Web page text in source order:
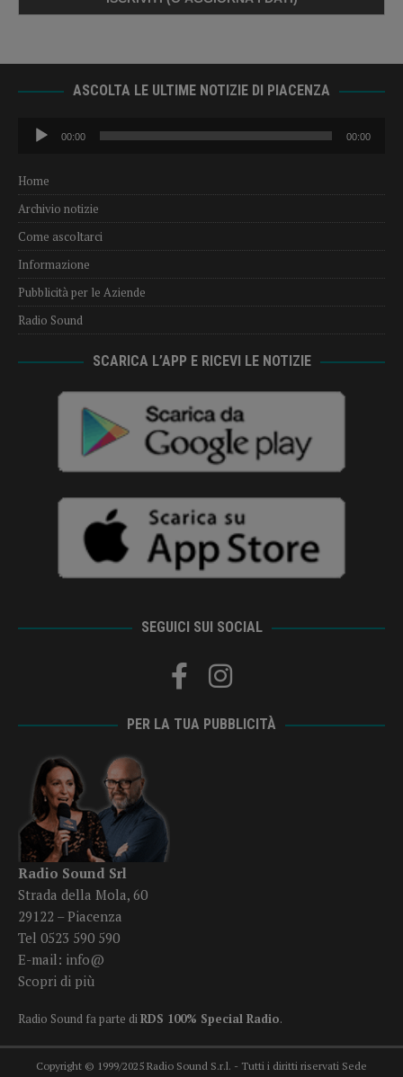
ASCOLTA LE ULTIME NOTIZIE DI PIACENZA
Audio
Player
00:00 00:00
Home
Archivio notizie
Come ascoltarci
Informazione
Pubblicità per le Aziende
Radio Sound
SCARICA L’APP E RICEVI LE NOTIZIE
SEGUICI SUI SOCIAL
PER LA TUA PUBBLICITÀ
Radio Sound Srl
Strada della Mola, 60
29122 – Piacenza
Tel 0523 590 590
E-mail: info@
Scopri di più
Radio Sound fa parte diRDS 100% Special Radio.
Copyright © 1999/2025 Radio Sound S.r.l. - Tutti i diritti riservati Sede